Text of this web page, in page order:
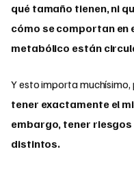
qué tamaño tienen, ni
cómo se comportan en
metabólico están
Y esto importa muchísimo,
tener exactamente el
embargo, tener
distintos.